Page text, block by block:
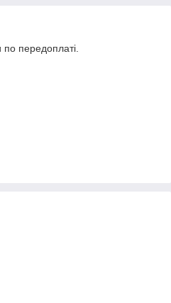
по передоплаті.